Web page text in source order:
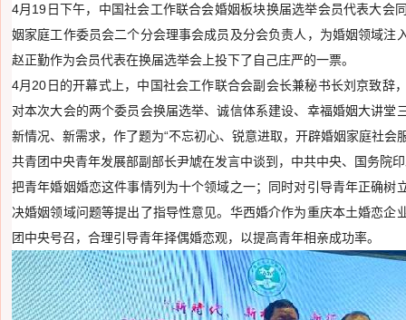
4月19日下午，中国社会工作联合会婚姻板块换届选举会员代表大会
姻家庭工作委员会二个分会理事会成员及分会负责人，为婚姻领域注
赵正勤作为会员代表在换届选举会上投下了自己庄严的一票。
4月20日的开幕式上，中国社会工作联合会副会长兼秘书长刘京致辞
对本次大会的两个委员会换届选举、诚信体系建设、幸福婚姻大讲
新情况、新需求，作了题为“不忘初心、锐意进取，开辟婚姻家庭社会
共青团中央青年发展部副部长尹虓在发言中谈到，中共中央、国务院
把青年婚姻婚恋这件事情列为十个领域之一；同时对引导青年正确树
决婚姻领域问题等提出了指导性意见。华西婚介作为重庆本土婚恋
团中央号召，合理引导青年择偶婚恋观，以提高青年相亲成功率。